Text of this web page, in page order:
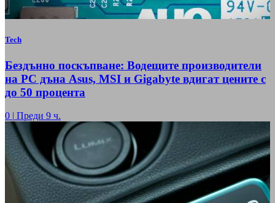
Tech
Бездънно поскъпване: Водещите производители
на РС дъна Asus, MSI и Gigabyte вдигат цените с
до 50 процента
0 | Преди 9 ч.